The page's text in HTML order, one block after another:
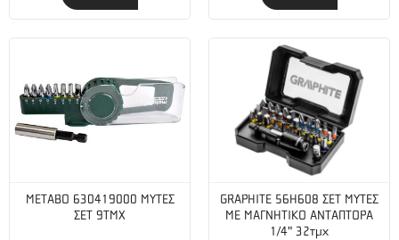
METABO 630419000 ΜΥΤΕΣ
ΣΕΤ 9ΤΜΧ
GRAPHITE 56H608 ΣΕΤ ΜΥΤΕΣ
ΜΕ ΜΑΓΝΗΤΙΚΟ ΑΝΤΑΠΤΟΡΑ
1/4" 32τμχ